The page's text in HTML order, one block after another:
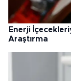
Enerji
Araştırma